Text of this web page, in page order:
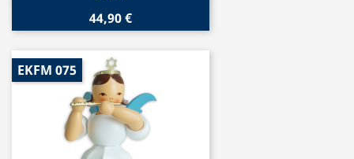
44,90 €
EKFM 075